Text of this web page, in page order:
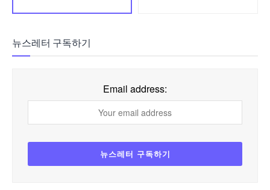
뉴스레터 구독하기
Email address: